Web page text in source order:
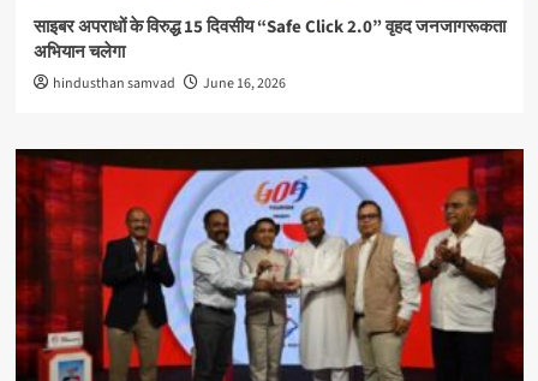
साइबर अपराधों के विरुद्ध 15 दिवसीय “Safe Click 2.0” वृहद जनजागरूकता
अभियान चलेगा
hindusthan samvad June 16, 2026